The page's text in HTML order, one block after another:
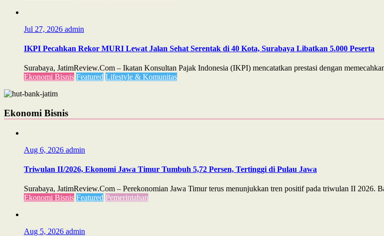
Jul 27, 2026 admin
IKPI Pecahkan Rekor MURI Lewat Jalan Sehat Serentak di 40 Kota, Surabaya Libatkan 5.000 Peserta
Surabaya, JatimReview.Com – Ikatan Konsultan Pajak Indonesia (IKPI) mencatatkan prestasi dengan
Ekonomi Bisnis Featured Lifestyle & Komunitas
Ekonomi Bisnis
Aug 6, 2026 admin
Triwulan II/2026, Ekonomi Jawa Timur Tumbuh 5,72 Persen, Tertinggi di Pulau Jawa
Surabaya, JatimReview.Com – Perekonomian Jawa Timur terus menunjukkan tren positif pada triwulan II 2026.
Ekonomi Bisnis Featured Pemerintahan
Aug 5, 2026 admin